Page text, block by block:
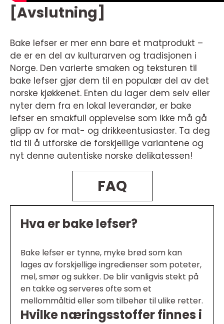
[Avslutning]
Bake lefser er mer enn bare et matprodukt –
de er en del av kulturarven og tradisjonen i
Norge. Den varierte smaken og teksturen til
bake lefser gjør dem til en populær del av det
norske kjøkkenet. Enten du lager dem selv eller
nyter dem fra en lokal leverandør, er bake
lefser en smakfull opplevelse som ikke må gå
glipp av for mat- og drikkeentusiaster. Ta deg
tid til å utforske de forskjellige variantene og
nyt denne autentiske norske delikatessen!
FAQ
Hva er bake lefser?
Bake lefser er tynne, myke brød som kan
lages av forskjellige ingredienser som poteter,
mel, smør og sukker. De blir vanligvis stekt på
en takke og serveres ofte som et
mellommåltid eller som tilbehør til ulike retter.
Hvilke næringsstoffer finnes i